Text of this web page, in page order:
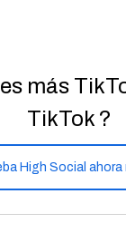
más
TikTok ?
High Social ahora